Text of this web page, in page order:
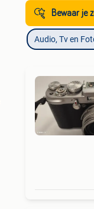
Bewaar je
Audio, Tv en